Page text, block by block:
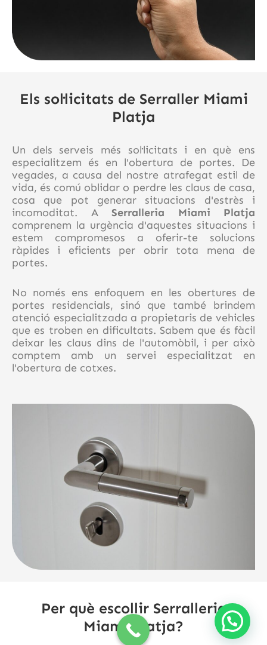
Els sol·licitats de Serraller Miami
Platja
Un dels serveis més sol·licitats i en què ens
especialitzem és en l'obertura de portes. De
vegades, a causa del nostre atrafegat estil de
vida, és comú oblidar o perdre les claus de casa,
cosa que pot generar situacions d'estrès i
incomoditat. A Serralleria Miami Platja
comprenem la urgència d'aquestes situacions i
estem compromesos a oferir-te solucions
ràpides i eficients per obrir tota mena de
portes.
No només ens enfoquem en les obertures de
portes residencials, sinó que també brindem
atenció especialitzada a propietaris de vehicles
que es troben en dificultats. Sabem que és fàcil
deixar les claus dins de l'automòbil, i per això
comptem amb un servei especialitzat en
l'obertura de cotxes.
Per què escollir Serralleria
Miami Platja?